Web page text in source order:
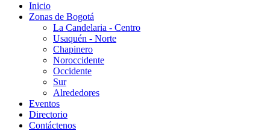
Inicio
Zonas de Bogotá
La Candelaria - Centro
Usaquén - Norte
Chapinero
Noroccidente
Occidente
Sur
Alrededores
Eventos
Directorio
Contáctenos